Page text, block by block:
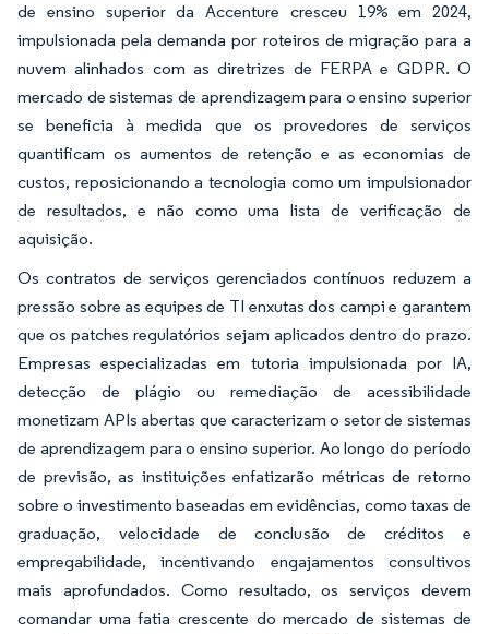
de ensino superior da Accenture cresceu 19% em 2024,
impulsionada pela demanda por roteiros de migração para a
nuvem alinhados com as diretrizes de FERPA e GDPR. O
mercado de sistemas de aprendizagem para o ensino superior
se beneficia à medida que os provedores de serviços
quantificam os aumentos de retenção e as economias de
custos, reposicionando a tecnologia como um impulsionador
de resultados, e não como uma lista de verificação de
aquisição.
Os contratos de serviços gerenciados contínuos reduzem a
pressão sobre as equipes de TI enxutas dos campi e garantem
que os patches regulatórios sejam aplicados dentro do prazo.
Empresas especializadas em tutoria impulsionada por IA,
detecção de plágio ou remediação de acessibilidade
monetizam APIs abertas que caracterizam o setor de sistemas
de aprendizagem para o ensino superior. Ao longo do período
de previsão, as instituições enfatizarão métricas de retorno
sobre o investimento baseadas em evidências, como taxas de
graduação, velocidade de conclusão de créditos e
empregabilidade, incentivando engajamentos consultivos
mais aprofundados. Como resultado, os serviços devem
comandar uma fatia crescente do mercado de sistemas de